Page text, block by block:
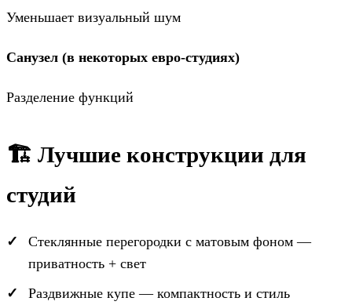
Уменьшает визуальный шум
Санузел (в некоторых евро-студиях)
Разделение функций
🏗️ Лучшие конструкции для
студий
Стеклянные перегородки с матовым фоном —
приватность + свет
Раздвижные купе — компактность и стиль